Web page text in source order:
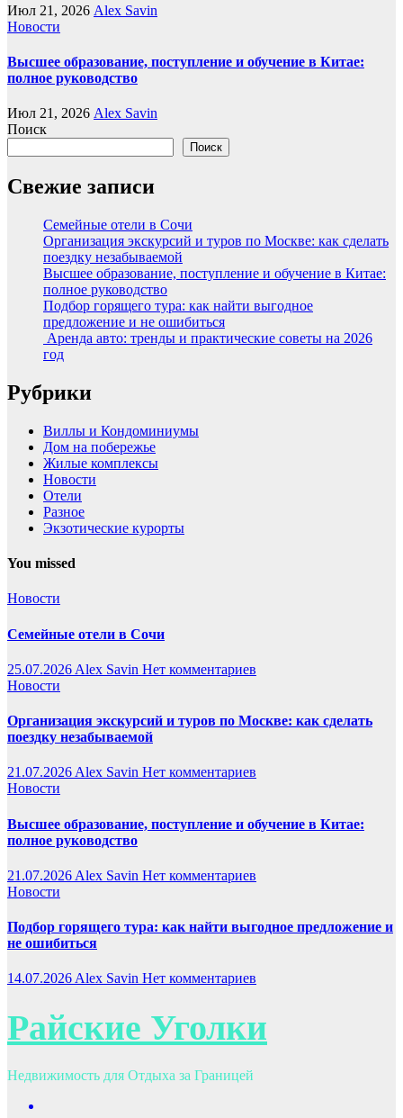
Июл 21, 2026 Alex Savin
Новости
Высшее образование, поступление и обучение в Китае:
полное руководство
Июл 21, 2026 Alex Savin
Поиск
Поиск
Свежие записи
Семейные отели в Сочи
Организация экскурсий и туров по Москве: как сделать
поездку незабываемой
Высшее образование, поступление и обучение в Китае:
полное руководство
Подбор горящего тура: как найти выгодное
предложение и не ошибиться
Аренда авто: тренды и практические советы на 2026
год
Рубрики
Виллы и Кондоминиумы
Дом на побережье
Жилые комплексы
Новости
Отели
Разное
Экзотические курорты
You missed
Новости
Семейные отели в Сочи
25.07.2026 Alex Savin Нет комментариев
Новости
Организация экскурсий и туров по Москве: как сделать
поездку незабываемой
21.07.2026Alex Savin Нет комментариев
Новости
Высшее образование, поступление и обучение в Китае:
полное руководство
21.07.2026 Alex Savin Нет комментариев
Новости
Подбор горящего тура: как найти выгодное предложение и
не ошибиться
14.07.2026Alex Savin Нет комментариев
Райские Уголки
Недвижимость для Отдыха за Границей